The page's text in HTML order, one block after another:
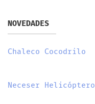
NOVEDADES
Chaleco Cocodrilo
Neceser Helicóptero